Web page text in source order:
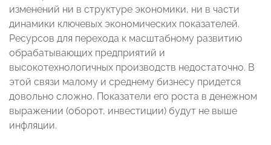
изменений ни в структуре экономики, ни в части
динамики ключевых экономических показателей.
Ресурсов для перехода к масштабному развитию
обрабатывающих предприятий и
высокотехнологичных производств недостаточно. В
этой связи малому и среднему бизнесу придется
довольно сложно. Показатели его роста в денежном
выражении (оборот, инвестиции) будут не выше
инфляции.